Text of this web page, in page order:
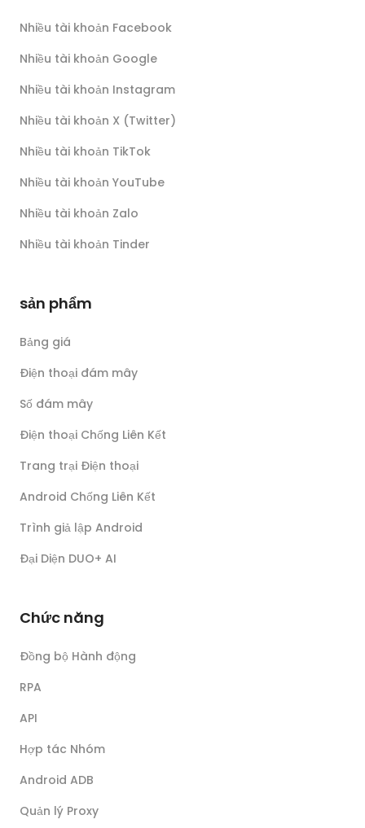
Nhiều tài khoản Facebook
Nhiều tài khoản Google
Nhiều tài khoản Instagram
Nhiều tài khoản X (Twitter)
Nhiều tài khoản TikTok
Nhiều tài khoản YouTube
Nhiều tài khoản Zalo
Nhiều tài khoản Tinder
sản phẩm
Bảng giá
Điện thoại đám mây
Số đám mây
Điện thoại Chống Liên Kết
Trang trại Điện thoại
Android Chống Liên Kết
Trình giả lập Android
Đại Diện DUO+ AI
Chức năng
Đồng bộ Hành động
RPA
API
Hợp tác Nhóm
Android ADB
Quản lý Proxy